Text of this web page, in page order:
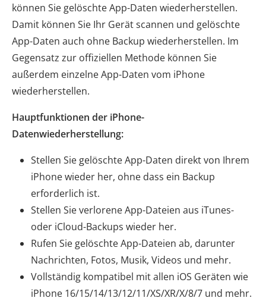
können Sie gelöschte App-Daten wiederherstellen.
Damit können Sie Ihr Gerät scannen und gelöschte
App-Daten auch ohne Backup wiederherstellen. Im
Gegensatz zur offiziellen Methode können Sie
außerdem einzelne App-Daten vom iPhone
wiederherstellen.
Hauptfunktionen der iPhone-
Datenwiederherstellung:
Stellen Sie gelöschte App-Daten direkt von Ihrem
iPhone wieder her, ohne dass ein Backup
erforderlich ist.
Stellen Sie verlorene App-Dateien aus iTunes-
oder iCloud-Backups wieder her.
Rufen Sie gelöschte App-Dateien ab, darunter
Nachrichten, Fotos, Musik, Videos und mehr.
Vollständig kompatibel mit allen iOS Geräten wie
iPhone 16/15/14/13/12/11/XS/XR/X/8/7 und mehr.